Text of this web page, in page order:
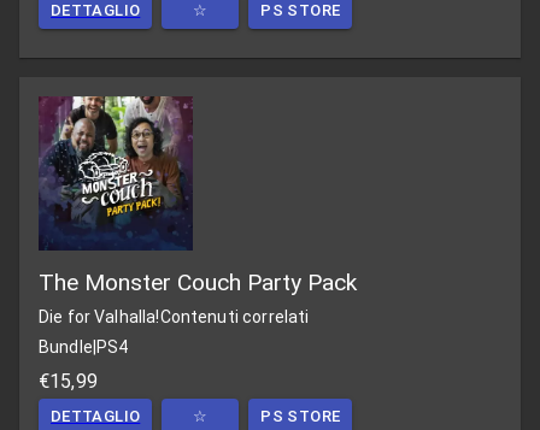
DETTAGLIO ☆ PS STORE
The Monster Couch Party Pack
Die for Valhalla!Contenuti correlati
Bundle PS4
€15,99
DETTAGLIO ☆ PS STORE